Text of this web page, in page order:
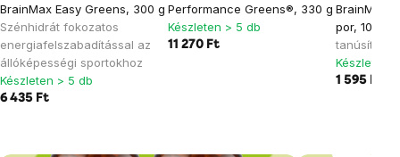
BrainMax Easy Greens, 300 g
Szénhidrát fokozatos
energiafelszabadítással az
állóképességi sportokhoz
Készleten > 5 db
6 435 Ft
Performance Greens®, 330 g
Készleten > 5 db
11 270 Ft
BrainMax
por, 100 g
tanúsítvány
Készleten
1 595 Ft